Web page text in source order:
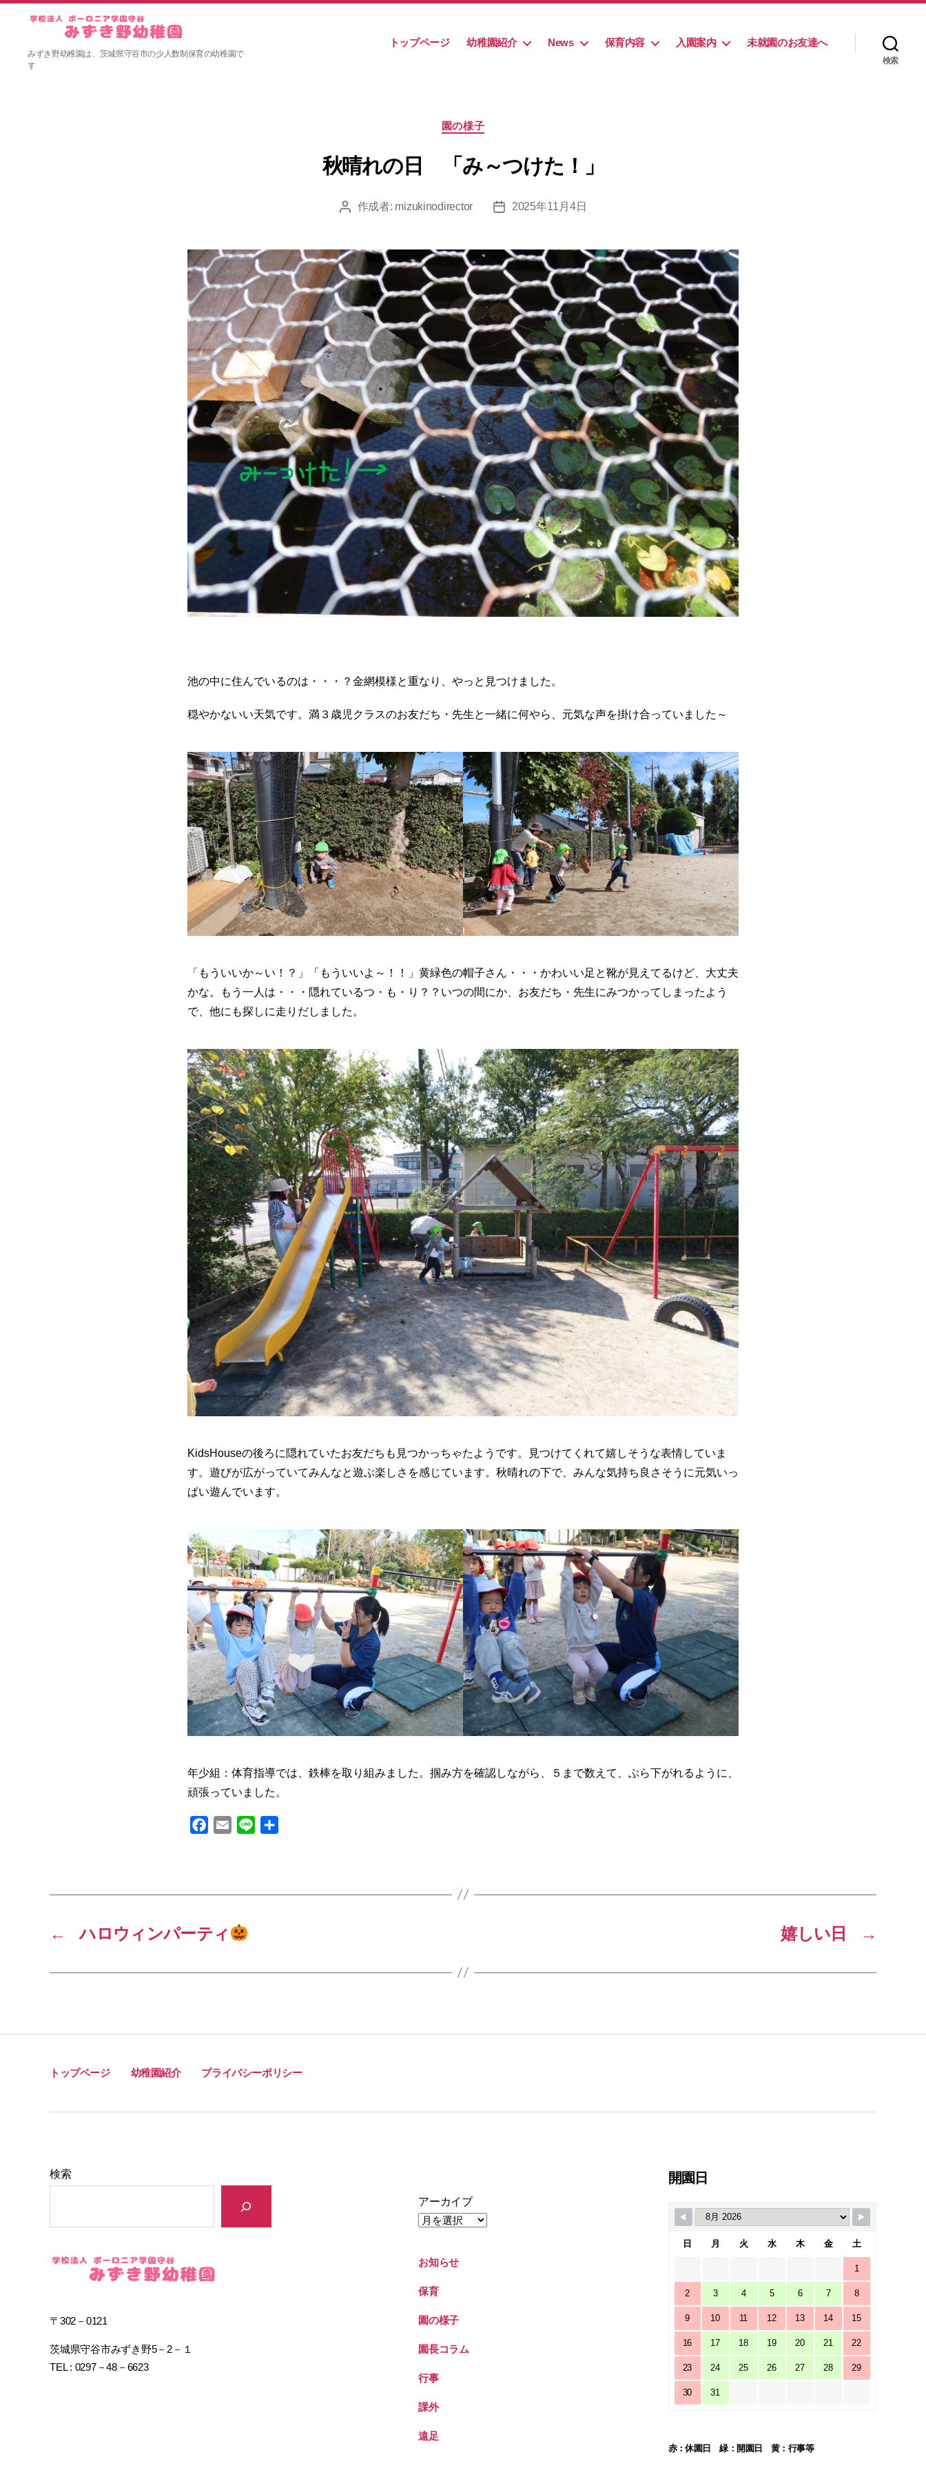
み
ず
みずき野幼稚園は、茨城県守谷市の少人数制保育の幼稚園で
す
トップページ 幼稚園紹介 News 保育内容 入園案内 未就園のお友達へ
検索
カ
テ
リ
ー
園の様子
秋晴れの日 「み～つけた！」
投 作成者: mizukinodirector
投
2025年11月4日
池の中に住んでいるのは・・・？金網模様と重なり、やっと見つけました。
穏やかないい天気です。満３歳児クラスのお友だち・先生と一緒に何やら、元気な声を掛け合っていました～
「もういいか～い！？」「もういいよ～！！」黄緑色の帽子さん・・・かわいい足と靴が見えてるけど、大丈夫
かな。もう一人は・・・隠れているつ・も・り？？いつの間にか、お友だち・先生にみつかってしまったよう
で、他にも探しに走りだしました。
KidsHouseの後ろに隠れていたお友だちも見つかっちゃたようです。見つけてくれて嬉しそうな表情していま
す。遊びが広がっていてみんなと遊ぶ楽しさを感じています。秋晴れの下で、みんな気持ち良さそうに元気いっ
ぱい遊んでいます。
年少組：体育指導では、鉄棒を取り組みました。掴み方を確認しながら、５まで数えて、ぶら下がれるように、
頑張っていました。
b
o
l
← ハロウィンパーティ →
嬉しい日
トップページ 幼稚園紹介 プライバシーポリシー
検索
〒302－0121
茨城県守谷市みずき野5－2－１
TEL : 0297－48－6623
アーカイブ
お知らせ
保育
園の様子
園長コラム
行事
課外
遠足
開園日
日 月 火 水 木 金 土
1
2 3 4 5 6 7 8
9 10 11 12 13 14 15
16 17 18 19 20 21 22
23 24 25 26 27 28 29
30 31
赤：休園日 緑：開園日 黄：行事等